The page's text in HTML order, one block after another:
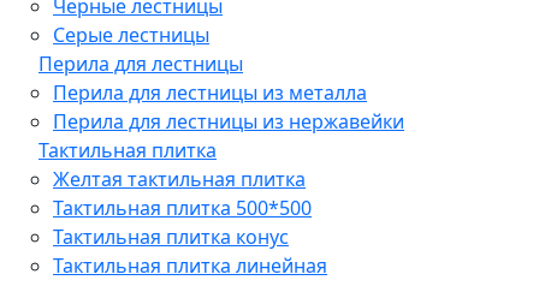
Черные лестницы
Серые лестницы
Перила для лестницы
Перила для лестницы из металла
Перила для лестницы из нержавейки
Тактильная плитка
Желтая тактильная плитка
Тактильная плитка 500*500
Тактильная плитка конус
Тактильная плитка линейная